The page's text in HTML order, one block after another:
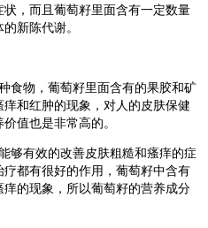
，而且葡萄籽里面含有一定数量
新陈代谢。
食物，葡萄籽里面含有的果胶和矿
和红肿的现象，对人的皮肤保健
值也是非常高的。
够有效的改善皮肤粗糙和瘙痒的症
都有很好的作用，葡萄籽中含有
的现象，所以葡萄籽的营养成分